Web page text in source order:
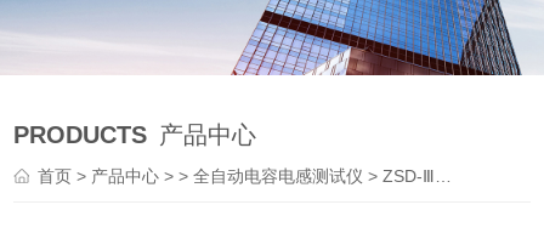
PRODUCTS 产品中心
首页> 产品中心 > >全自动电容电感测试仪 > ZSD-Ⅲ电容电感测试仪